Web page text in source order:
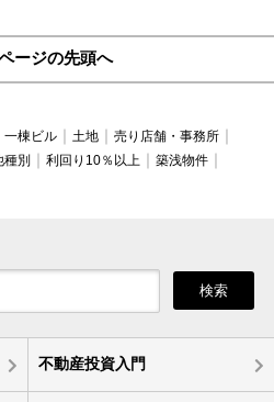
ージの先頭へ
一棟ビル 土地
売り店舗・事務所
種別 利回り10％以上
築浅物件
検索
不動産投資入門